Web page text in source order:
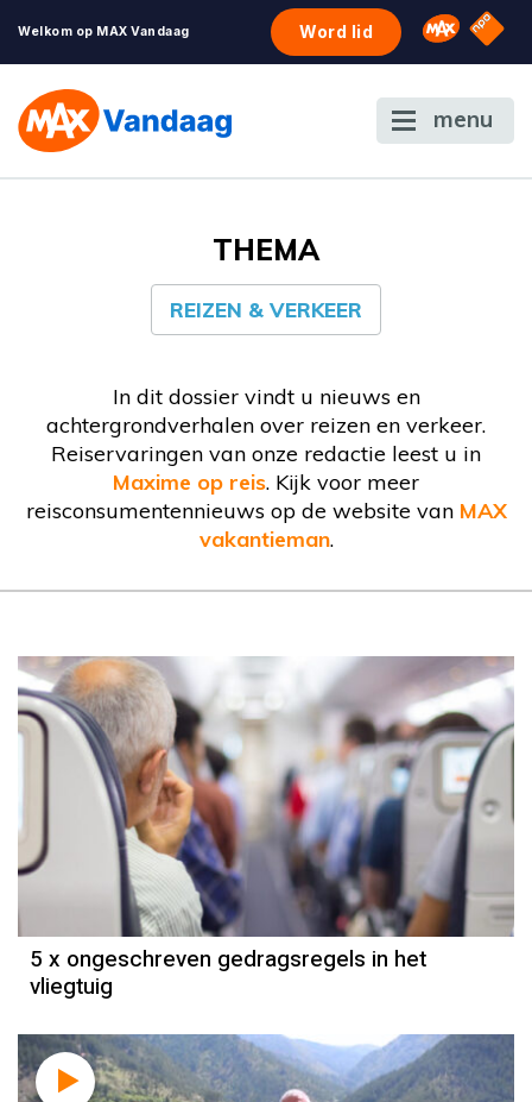
Welkom op MAX Vandaag Word lid Omroep
NPO
menu
THEMA
REIZEN & VERKEER
In dit dossier vindt u nieuws en
achtergrondverhalen over reizen en verkeer.
Reiservaringen van onze redactie leest u in
Maxime op reis. Kijk voor meer
reisconsumentennieuws op de website van MAX
vakantieman.
5 x ongeschreven gedragsregels in het
vliegtuig